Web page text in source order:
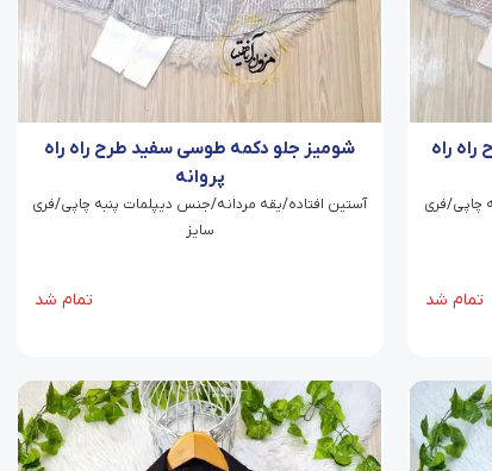
راه
چاپی/فری
تمام شد
شومیز جلو دکمه طوسی سفید طرح راه راه
پروانه
آستین افتاده/یقه مردانه/جنس دیپلمات پنبه چاپی/فری
سایز
تمام شد